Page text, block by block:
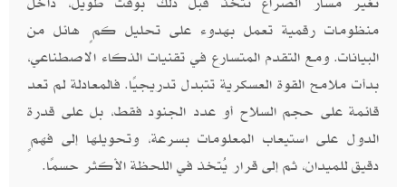
منظومات رقمية تعمل بهدوء على تحليل كمٍ هائل من
البيانات. ومع التقدم المتسارع في تقنيات الذكاء الاصطناعي،
بدأت ملامح القوة العسكرية تتبدل تدريجيًا. فالمعادلة لم تعد
قائمة على حجم السلاح أو عدد الجنود فقط، بل على قدرة
الدول على استيعاب المعلومات بسرعة، وتحويلها إلى فهمٍ
دقيق للميدان، ثم إلى قرار يُتخذ في اللحظة الأكثر حسمًا.